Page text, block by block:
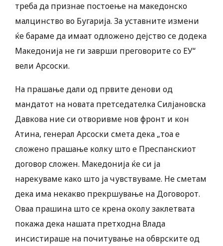
треба да признае постоење на македонско
малцинство во Бугарија. За уставните измени
ќе бараме да имаат одложено дејство се додека
Македонија не ги заврши преговорите со ЕУ“
вели Арсоски.
На прашање дали од првите денови од
мандатот на новата претседателка Силјановска
Давкова ние си отворивме нов фронт и кон
Атина, генерал Арсоски смета дека „тоа е
сложено прашање колку што е Преспанскиот
договор сложен. Македонија ќе си ја
нарекуваме како што ја чувствуваме. Не сметам
дека има некакво прекршување на Договорот.
Оваа прашина што се крена околу заклетвата
покажа дека нашата претходна Влада
инсистираше на почитување на обврските од